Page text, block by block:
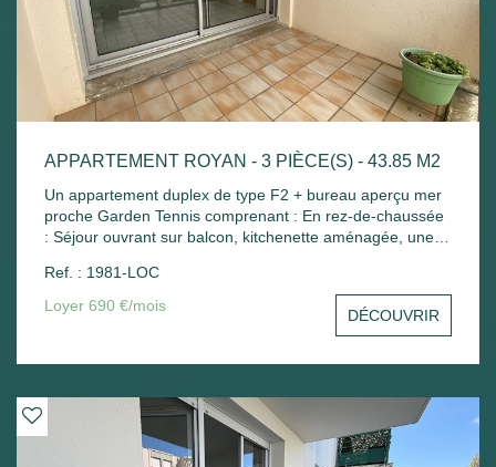
APPARTEMENT ROYAN - 3 PIÈCE(S) - 43.85 M2
Un appartement duplex de type F2 + bureau aperçu mer
proche Garden Tennis comprenant : En rez-de-chaussée
: Séjour ouvrant sur balcon, kitchenette aménagée, une
avec placard, une chambre mansardée, salle de bains
avec placard. Place de parking - Chauffage électrique.
Ref. : 1981-LOC
Loyer 690 €/mois
DÉCOUVRIR